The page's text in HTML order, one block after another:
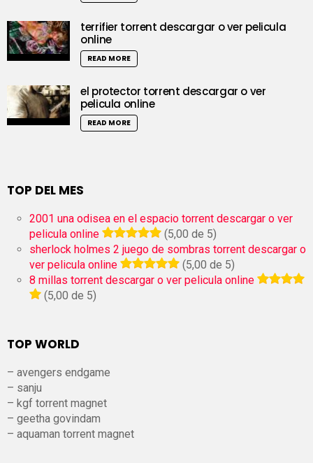
terrifier torrent descargar o ver pelicula
online
READ MORE
el protector torrent descargar o ver
pelicula online
READ MORE
TOP DEL MES
2001 una odisea en el espacio torrent descargar o ver
pelicula online
(5,00 de 5)
sherlock holmes 2 juego de sombras torrent descargar o
ver pelicula online
(5,00 de 5)
8 millas torrent descargar o ver pelicula online
(5,00 de 5)
TOP WORLD
– avengers endgame
– sanju
– kgf torrent magnet
– geetha govindam
– aquaman torrent magnet